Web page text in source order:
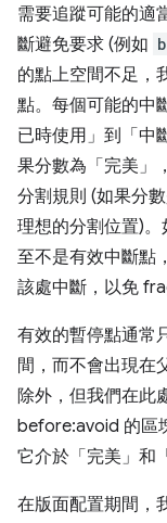
需要追蹤可能的適
斷避免要求 (例如
的點上空間不足，
點。每個可能的中
已時使用」到「中
果分數為「完美」
分割規則 (如果分
理想的分割位置)
至不是有效中斷點
該處中斷，以免
有效的暫停點通常
間，而不會出現在
除外，但我們在此
before:avoid 的區
它介於「完美」和
在版面配置期間，